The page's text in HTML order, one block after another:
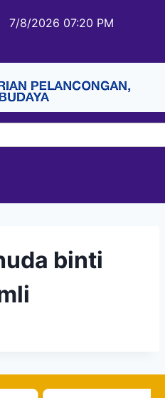
7/8/2026 07:20 PM
binti